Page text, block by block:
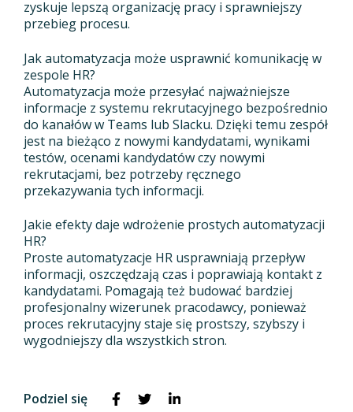
zyskuje lepszą organizację pracy i sprawniejszy
przebieg procesu.
Jak automatyzacja może usprawnić komunikację w
zespole HR?
Automatyzacja może przesyłać najważniejsze
informacje z systemu rekrutacyjnego bezpośrednio
do kanałów w Teams lub Slacku. Dzięki temu zespół
jest na bieżąco z nowymi kandydatami, wynikami
testów, ocenami kandydatów czy nowymi
rekrutacjami, bez potrzeby ręcznego
przekazywania tych informacji.
Jakie efekty daje wdrożenie prostych automatyzacji
HR?
Proste automatyzacje HR usprawniają przepływ
informacji, oszczędzają czas i poprawiają kontakt z
kandydatami. Pomagają też budować bardziej
profesjonalny wizerunek pracodawcy, ponieważ
proces rekrutacyjny staje się prostszy, szybszy i
wygodniejszy dla wszystkich stron.
Podziel się